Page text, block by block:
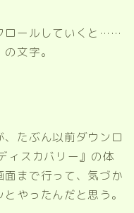
ロールしていくと……
文字。
たぶん以前ダウンロ
ィスカバリー』の体
まで行って、気づか
やったんだと思う。